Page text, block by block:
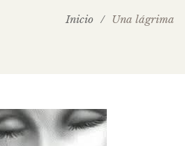
Inicio / Una lágrima